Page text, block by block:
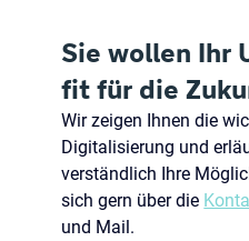
Sie wollen Ihr
fit für die
Wir zeigen Ihnen die
Digitalisierung und
verständlich Ihre
sich gern über die
und Mail.